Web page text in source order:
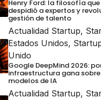
Henry Ford: la filosofía que
despidió a expertos y
gestión de talento
Actualidad Startup,
Estados Unidos,
Unido
Google DeepMind 2026:
infraestructura gana
modelos de IA
Actualidad Startup,